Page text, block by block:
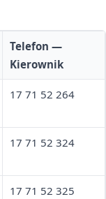
Telefon —
Kierownik
17 71 52 264
17 71 52 324
17 71 52 325